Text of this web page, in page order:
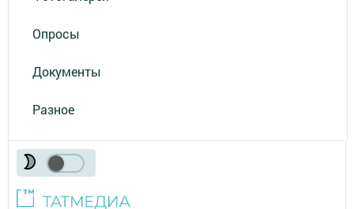
Опросы
Документы
Разное